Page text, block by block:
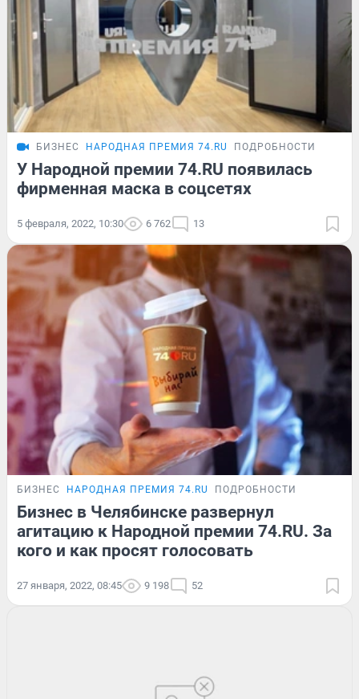
БИЗНЕС НАРОДНАЯ ПРЕМИЯ 74.RU ПОДРОБНОСТИ
У Народной премии 74.RU появилась
фирменная маска в соцсетях
5 февраля, 2022, 10:30 6 762 13
БИЗНЕС НАРОДНАЯ ПРЕМИЯ 74.RU ПОДРОБНОСТИ
Бизнес в Челябинске развернул
агитацию к Народной премии 74.RU. За
кого и как просят голосовать
27 января, 2022, 08:45 9 198 52